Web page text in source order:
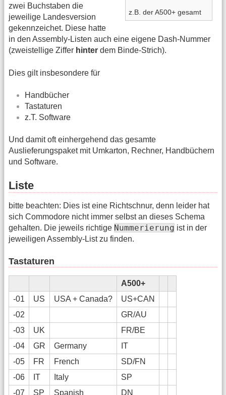
z.B. der A500+ gesamt
zwei Buchstaben die
jeweilige Landesversion
gekennzeichet. Diese hatte
in den Assembly-Listen auch eine eigene Dash-Nummer
(zweistellige Ziffer hinter dem Binde-Strich).
Dies gilt insbesondere für
Handbücher
Tastaturen
z.T. Software
Und damit oft einhergehend das gesamte
Auslieferungspaket mit Umkarton, Rechner, Handbüchern
und Software.
Liste
bitte beachten: Dies ist eine Richtschnur, denn leider hat
sich Commodore nicht immer selbst an dieses Schema
gehalten. Die jeweils richtige Nummerierung ist in der
jeweiligen Assembly-List zu finden.
Tastaturen
A500+
-01
US USA + Canada?
US+CAN
-02
GR/AU
-03
UK
FR/BE
-04
GR Germany
IT
-05
FR French
SD/FN
-06
IT Italy
SP
-07
SP Spanish
DN